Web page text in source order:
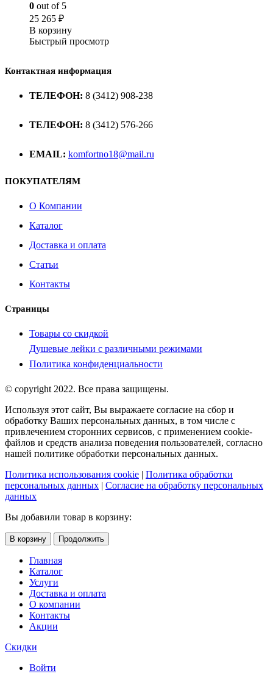
0 out of 5
25 265 ₽
В корзину
Быстрый просмотр
Контактная информация
ТЕЛЕФОН: 8 (3412) 908-238
ТЕЛЕФОН: 8 (3412) 576-266
EMAIL: komfortno18@mail.ru
ПОКУПАТЕЛЯМ
О Компании
Каталог
Доставка и оплата
Статьи
Контакты
Страницы
Товары со скидкой
Душевые лейки с различными режимами
Политика конфиденциальности
© copyright 2022. Все права защищены.
Используя этот сайт, Вы выражаете согласие на сбор и
обработку Ваших персональных данных, в том числе с
привлечением сторонних сервисов, с применением cookie-
файлов и средств анализа поведения пользователей, согласно
нашей политике обработки персональных данных.
Политика использования cookie | Политика обработки
персональных данных | Согласие на обработку персональных
данных
Вы добавили товар в корзину:
В корзину Продолжить
Главная
Каталог
Услуги
Доставка и оплата
О компании
Контакты
Акции
Скидки
Войти